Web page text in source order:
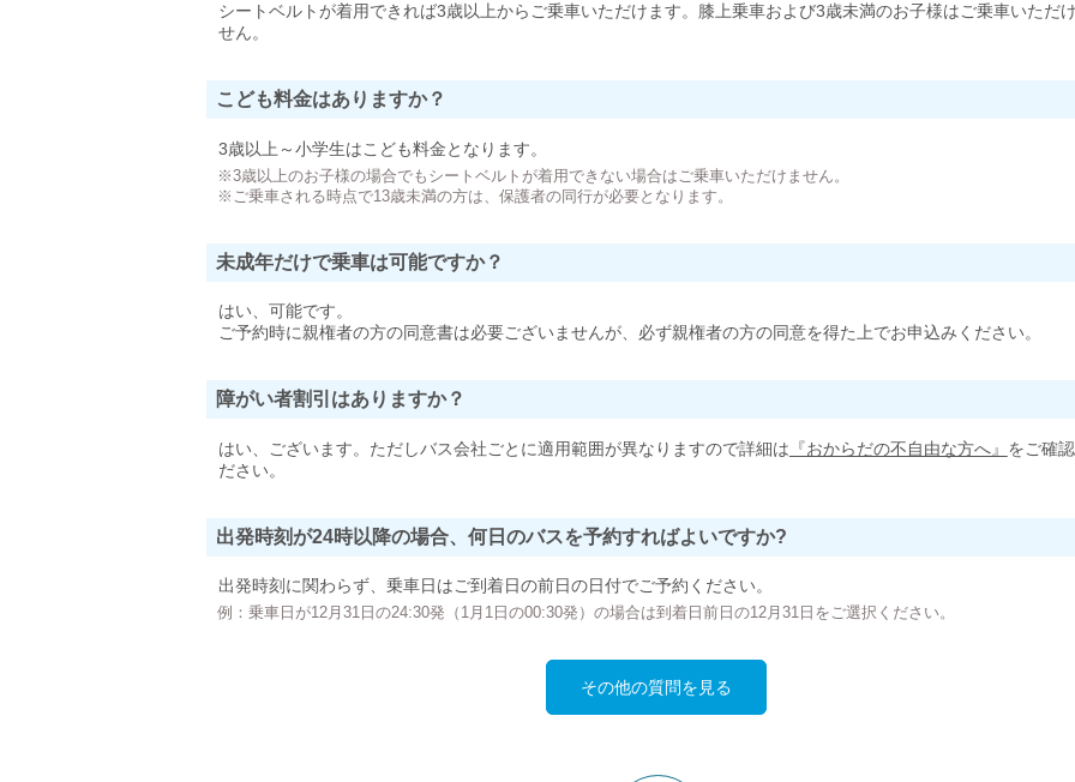
シートベルトが着用できれば3歳以上からご乗車いただけます。膝上乗車および3歳未満のお子様はご乗車いただ
せん。
こども料金はありますか？
3歳以上～小学生はこども料金となります。
※3歳以上のお子様の場合でもシートベルトが着用できない場合はご乗車いただけません。
※ご乗車される時点で13歳未満の方は、保護者の同行が必要となります。
未成年だけで乗車は可能ですか？
はい、可能です。
ご予約時に親権者の方の同意書は必要ございませんが、必ず親権者の方の同意を得た上でお申込みください。
障がい者割引はありますか？
はい、ございます。ただしバス会社ごとに適用範囲が異なりますので詳細は 『おからだの不自由な方へ』 をご確
ださい。
出発時刻が24時以降の場合、何日のバスを予約すればよいですか?
出発時刻に関わらず、乗車日はご到着日の前日の日付でご予約ください。
例：乗車日が12月31日の24:30発（1月1日の00:30発）の場合は到着日前日の12月31日をご選択ください。
その他の質問を見る